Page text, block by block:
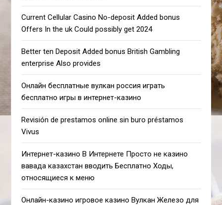
Current Cellular Casino No-deposit Added bonus
Offers In the uk Could possibly get 2024
Better ten Deposit Added bonus British Gambling
enterprise Also provides
Онлайн бесплатные вулкан россия играть
бесплатно игры в интернет-казино
Revisión de prestamos online sin buro préstamos
Vivus
Интернет-казино В Интернете Просто не казино
вавада казахстан вводить Бесплатно Ходы,
относящиеся к меню
Онлайн-казино игровое казино Вулкан Железо для